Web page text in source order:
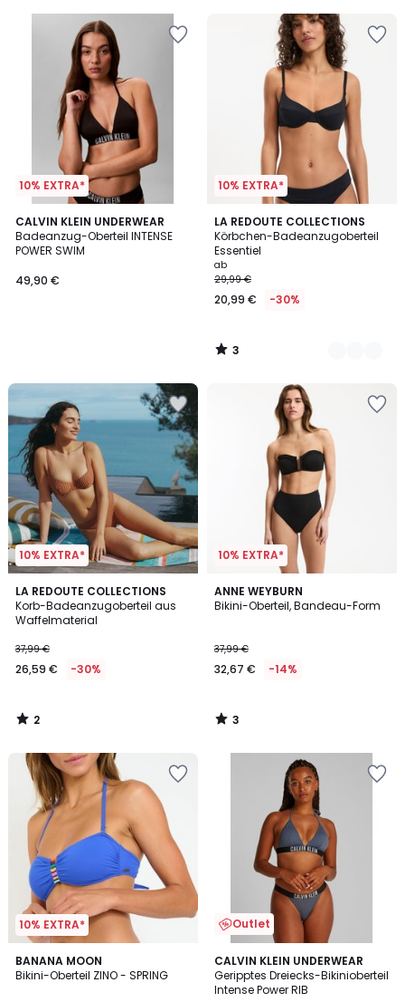
10% EXTRA*
CALVIN KLEIN UNDERWEAR
Badeanzug-Oberteil INTENSE
POWER SWIM
49,90 €
10% EXTRA*
LA REDOUTE COLLECTIONS
Körbchen-Badeanzugoberteil
Essentiel
ab
29,99 €
20,99 € -30%
3
/
5
2
Farben
3
/
10% EXTRA*
LA REDOUTE COLLECTIONS
Korb-Badeanzugoberteil aus
Waffelmaterial
37,99 €
26,59 € -30%
2
/
5
2
/
10% EXTRA*
ANNE WEYBURN
Bikini-Oberteil, Bandeau-Form
37,99 €
32,67 € -14%
3
/
3
/
10% EXTRA*
BANANA MOON
Bikini-Oberteil ZINO - SPRING
Outlet
CALVIN KLEIN UNDERWEAR
Geripptes Dreiecks-Bikinioberteil
Intense Power RIB